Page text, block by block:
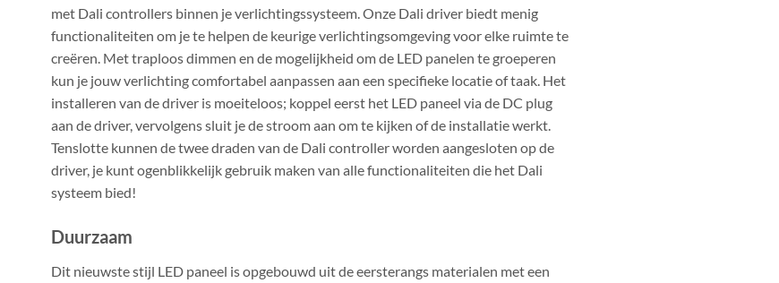
met Dali controllers binnen je verlichtingssysteem. Onze Dali driver biedt menig
functionaliteiten om je te helpen de keurige verlichtingsomgeving voor elke ruimte te
creëren. Met traploos dimmen en de mogelijkheid om de LED panelen te groeperen
kun je jouw verlichting comfortabel aanpassen aan een specifieke locatie of taak. Het
installeren van de driver is moeiteloos; koppel eerst het LED paneel via de DC plug
aan de driver, vervolgens sluit je de stroom aan om te kijken of de installatie werkt.
Tenslotte kunnen de twee draden van de Dali controller worden aangesloten op de
driver, je kunt ogenblikkelijk gebruik maken van alle functionaliteiten die het Dali
systeem bied!
Duurzaam
Dit nieuwste stijl LED paneel is opgebouwd uit de eersterangs materialen met een